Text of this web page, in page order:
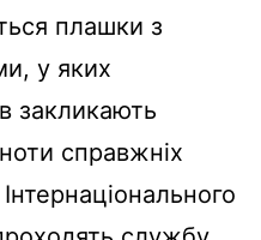
плашки з
у яких
закликають
справжніх